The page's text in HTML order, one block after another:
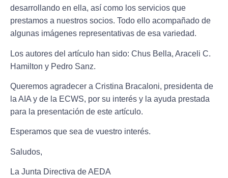
desarrollando en ella, así como los servicios que
prestamos a nuestros socios. Todo ello acompañado de
algunas imágenes representativas de esa variedad.
Los autores del artículo han sido: Chus Bella, Araceli C.
Hamilton y Pedro Sanz.
Queremos agradecer a Cristina Bracaloni, presidenta de
la AIA y de la ECWS, por su interés y la ayuda prestada
para la presentación de este artículo.
Esperamos que sea de vuestro interés.
Saludos,
La Junta Directiva de AEDA